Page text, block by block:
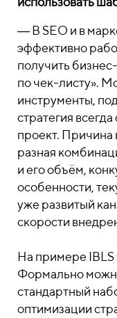
― В SEO и в
эффективно
получить
по чек-листу».
инструменты,
стратегия
проект. Причина
разная
и его объём,
особенности,
уже развитый
скорости
На примере IBLS
Формально
стандартный
оптимизации